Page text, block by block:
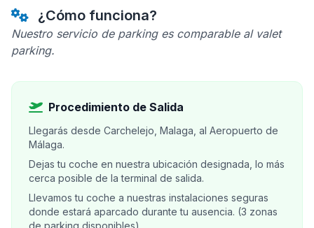
¿Cómo funciona?
Nuestro servicio de parking es comparable al valet
parking.
Procedimiento de Salida
Llegarás desde Carchelejo, Malaga, al Aeropuerto de
Málaga.
Dejas tu coche en nuestra ubicación designada, lo más
cerca posible de la terminal de salida.
Llevamos tu coche a nuestras instalaciones seguras
donde estará aparcado durante tu ausencia. (3 zonas
de parking disponibles)